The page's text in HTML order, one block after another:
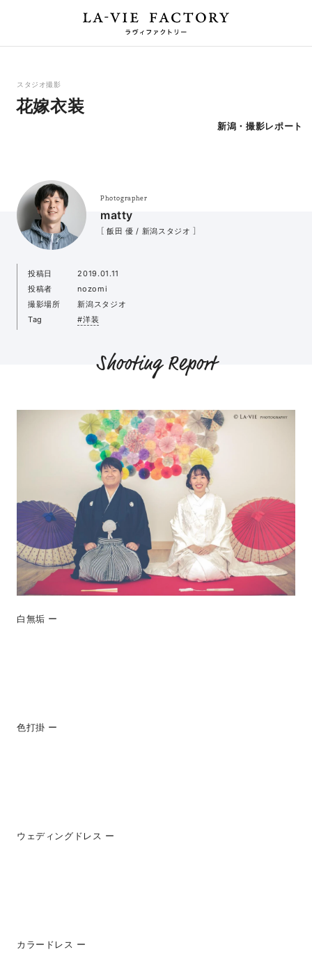
スタジオ撮影
花嫁衣装
新潟・撮影レポート
Photographer
matty
［ 飯田 優 / 新潟スタジオ ］
投稿日
2019.01.11
投稿者
nozomi
撮影場所
新潟スタジオ
Tag
#洋装
Shooting Report
白無垢 ー
色打掛 ー
ウェディングドレス ー
カラードレス ー